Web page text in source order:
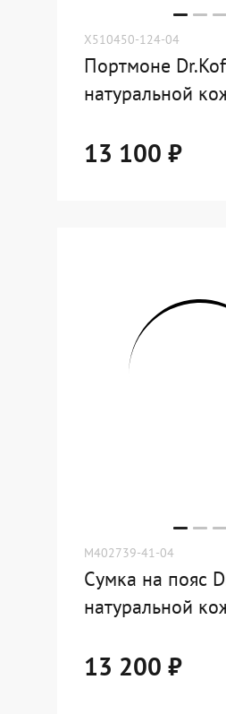
X510450-124-04
Портмоне
натуральной
13 100 ₽
M402739-41-04
Сумка на пояс
натуральной
13 200 ₽